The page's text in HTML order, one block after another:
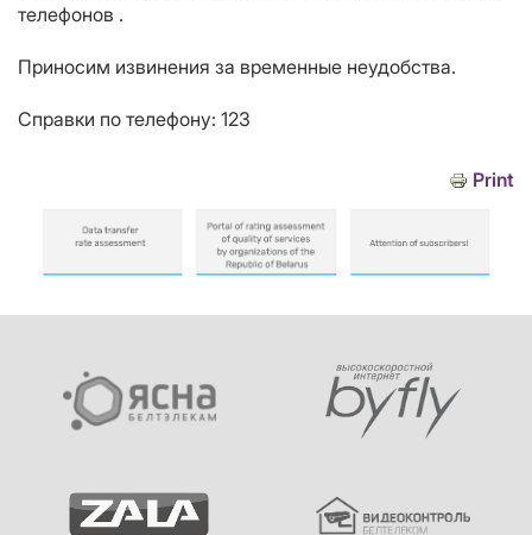
телефонов .
Приносим извинения за временные неудобства.
Справки по телефону: 123
Print